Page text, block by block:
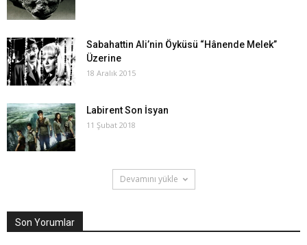
Sabahattin Ali’nin Öyküsü “Hânende Melek”
Üzerine
18 Aralık 2015
Labirent Son İsyan
11 Şubat 2018
Devamını yükle
Son Yorumlar